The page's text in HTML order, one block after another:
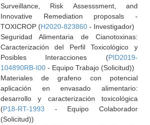
Surveillance, Risk Assesssment, and
Innovative Remediation proposals -
TOXICROP (H2020-823860- Investigador)
Seguridad Alimentaria de Cianotoxinas:
Caracterización del Perfil Toxicológico y
Posibles Interacciones (PID2019-
104890RB-I00- Equipo Trabajo (Solicitud))
Materiales de grafeno con potencial
aplicación en envasado alimentario:
desarrollo y caracterización toxicológica
(P18-RT-1993 - Equipo Colaborador
(Solicitud))